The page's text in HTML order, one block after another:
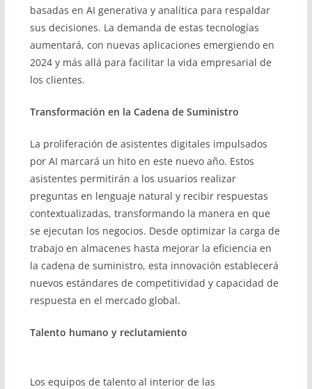
basadas en AI generativa y analítica para respaldar
sus decisiones. La demanda de estas tecnologías
aumentará, con nuevas aplicaciones emergiendo en
2024 y más allá para facilitar la vida empresarial de
los clientes.
Transformación en la Cadena de Suministro
La proliferación de asistentes digitales impulsados
por AI marcará un hito en este nuevo año. Estos
asistentes permitirán a los usuarios realizar
preguntas en lenguaje natural y recibir respuestas
contextualizadas, transformando la manera en que
se ejecutan los negocios. Desde optimizar la carga de
trabajo en almacenes hasta mejorar la eficiencia en
la cadena de suministro, esta innovación establecerá
nuevos estándares de competitividad y capacidad de
respuesta en el mercado global.
Talento humano y reclutamiento
Los equipos de talento al interior de las